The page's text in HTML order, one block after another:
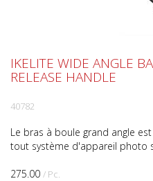
275.00 / Pc.
IKELITE WIDE ANGLE
RELEASE HANDLE
40782
Le bras à boule grand angle
tout système d'appareil photo
Le bras à deux segments est